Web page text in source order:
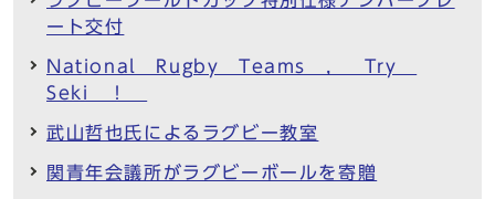
ート交付
National Rugby Teams ， Try
Seki ！
武山哲也氏によるラグビー教室
関青年会議所がラグビーボールを寄贈